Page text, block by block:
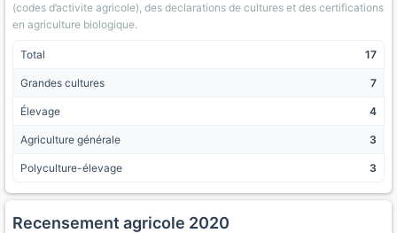
(codes d’activite agricole), des declarations de cultures et des certifications
en agriculture biologique.
Total 17
Grandes cultures 7
Élevage 4
Agriculture générale 3
Polyculture-élevage 3
Recensement agricole 2020